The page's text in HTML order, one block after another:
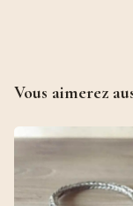
Vous aimerez